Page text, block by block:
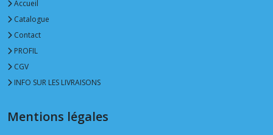
Accueil
Catalogue
Contact
PROFIL
CGV
INFO SUR LES LIVRAISONS
Mentions légales